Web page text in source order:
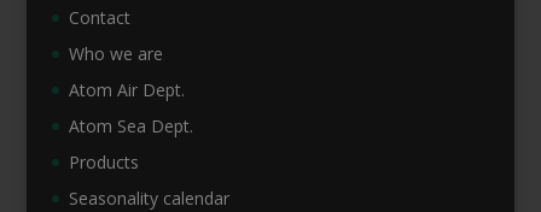
Contact
Who we are
Atom Air Dept.
Atom Sea Dept.
Products
Seasonality calendar